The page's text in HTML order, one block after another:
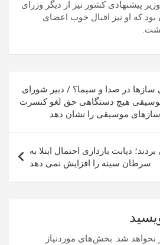
پیشنهادی کشور نیز از دیگر وزرای
که او نیز اقبال خوب اعضای
ساز‌ها در صدا و سیما؟ / دبیر شورای
هیچ دستگاهی حق لغو کنسرت
ساز‌های موسیقی را نشان دهد
دیابت بارداری احتمال ابتلا به
سرطان سینه را افزایش نمی دهد
نخواهد شد. بخش‌های موردنیاز